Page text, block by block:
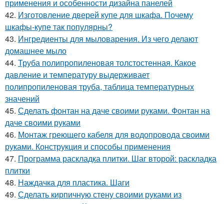
применения и особенности дизайна панелей
42. Изготовление дверей купе для шкафа. Почему
шкафы-купе так популярны?
43. Ингредиенты для мыловарения. Из чего делают
домашнее мыло
44. Труба полипропиленовая толстостенная. Какое
давление и температуру выдерживает
полипропиленовая труба, таблица температурных
значений
45. Сделать фонтан на даче своими руками. Фонтан на
даче своими руками
46. Монтаж греющего кабеля для водопровода своими
руками. Конструкция и способы применения
47. Программа раскладка плитки. Шаг второй: раскладка
плитки
48. Наждачка для пластика. Шаги
49. Сделать кирпичную стену своими руками из